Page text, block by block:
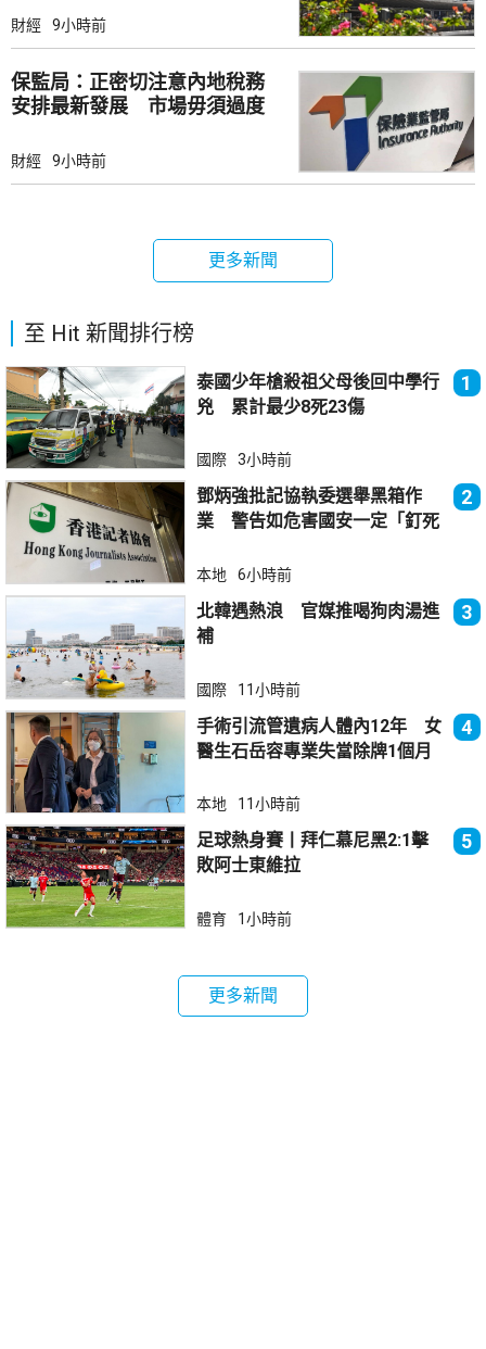
財經 9小時前
保監局：正密切注意內地稅務
安排最新發展 市場毋須過度
財經 9小時前
更多新聞
至 Hit 新聞排行榜
泰國少年槍殺祖父母後回中學行
兇 累計最少8死23傷
1
國際 3小時前
鄧炳強批記協執委選舉黑箱作
業 警告如危害國安一定「釘死
2
本地 6小時前
北韓遇熱浪 官媒推喝狗肉湯進
補
3
國際 11小時前
手術引流管遺病人體內12年 女
醫生石岳容專業失當除牌1個月
4
本地 11小時前
足球熱身賽丨拜仁慕尼黑2:1擊
敗阿士東維拉
5
體育 1小時前
更多新聞